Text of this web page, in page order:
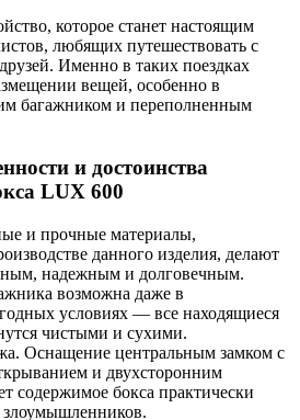
которое станет настоящим
любящих путешествовать с
Именно в таких поездках
вещей, особенно в
багажником и переполненным
и достоинства
LUX 600
и прочные материалы,
данного изделия, делают
надежным и долговечным.
возможна даже в
условиях — все находящиеся
чистыми и сухими.
Оснащение центральным замком с
и двухсторонним
содержимое бокса практически